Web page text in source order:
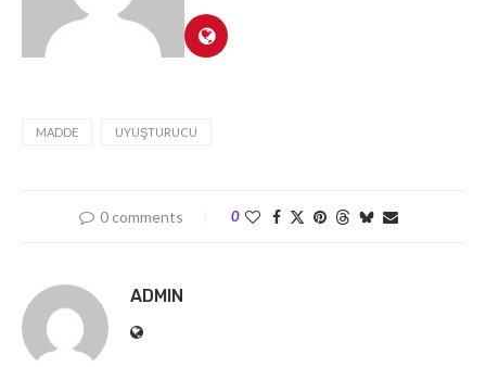
MADDE UYUŞTURUCU
0 comments 0
ADMIN